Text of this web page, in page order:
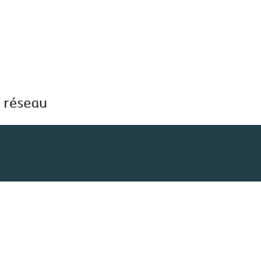
réseau